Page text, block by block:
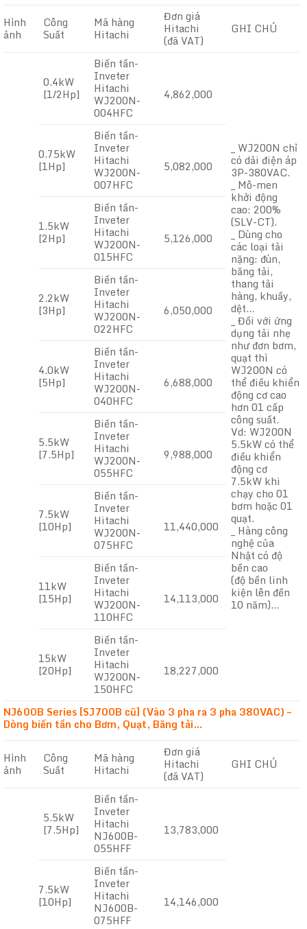
Hình
ảnh
Công
Suất
Mã hàng
Hitachi
Đơn giá
Hitachi
(đã VAT)
GHI CHÚ
0.4kW
[1/2Hp]
Biến tần-
Inveter
Hitachi
WJ200N-
004HFC
4,862,000
_ WJ200N chỉ
có dải điện áp
3P-380VAC.
_ Mô-men
khởi động
cao: 200%
(SLV-CT).
_ Dùng cho
các loại tải
nặng: đùn,
băng tải,
thang tải
hàng, khuấy,
dệt…
_ Đối với ứng
dụng tải nhẹ
như đơn bơm,
quạt thì
WJ200N có
thể điều khiển
động cơ cao
hơn 01 cấp
công suất.
Vd: WJ200N
5.5kW có thể
điều khiển
động cơ
7.5kW khi
chạy cho 01
bơm hoặc 01
quạt.
_ Hàng công
nghệ của
Nhật có độ
bền cao
(độ bền linh
kiện lên đến
10 năm)…
0.75kW
[1Hp]
Biến tần-
Inveter
Hitachi
WJ200N-
007HFC
5,082,000
1.5kW
[2Hp]
Biến tần-
Inveter
Hitachi
WJ200N-
015HFC
5,126,000
2.2kW
[3Hp]
Biến tần-
Inveter
Hitachi
WJ200N-
022HFC
6,050,000
4.0kW
[5Hp]
Biến tần-
Inveter
Hitachi
WJ200N-
040HFC
6,688,000
5.5kW
[7.5Hp]
Biến tần-
Inveter
Hitachi
WJ200N-
055HFC
9,988,000
7.5kW
[10Hp]
Biến tần-
Inveter
Hitachi
WJ200N-
075HFC
11,440,000
11kW
[15Hp]
Biến tần-
Inveter
Hitachi
WJ200N-
110HFC
14,113,000
15kW
[20Hp]
Biến tần-
Inveter
Hitachi
WJ200N-
150HFC
18,227,000
NJ600B Series [SJ700B cũ] (Vào 3 pha ra 3 pha 380VAC) –
Dòng biến tần cho Bơm, Quạt, Băng tải…
Hình
ảnh
Công
Suất
Mã hàng
Hitachi
Đơn giá
Hitachi
(đã VAT)
GHI CHÚ
5.5kW
[7.5Hp]
Biến tần-
Inveter
Hitachi
NJ600B-
055HFF
13,783,000
7.5kW
[10Hp]
Biến tần-
Inveter
Hitachi
NJ600B-
075HFF
14,146,000